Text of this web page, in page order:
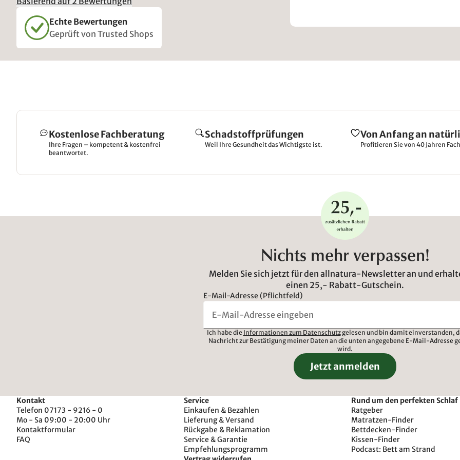
Echte Bewertungen
Geprüft von Trusted Shops
Kostenlose Fachberatung
Ihre Fragen – kompetent & kostenfrei
beantwortet.
Schadstoffprüfungen
Weil Ihre Gesundheit das Wichtigste ist.
Von Anfang an
Profitieren Sie von 40 Jahren
Nichts mehr verpassen!
Melden Sie sich jetzt für den allnatura-Newsletter an und
einen 25,- Rabatt-Gutschein.
E-Mail-Adresse (Pflichtfeld)
Ich habe die Informationen zum Datenschutzgelesen und bin damit einverstanden,
Nachricht zur Bestätigung meiner Daten an die unten angegebene E-Mail-Adresse
wird.
Jetzt anmelden
Kontakt
Telefon 07173 - 9216 - 0
Mo - Sa 09:00 - 20:00 Uhr
Kontaktformular
FAQ
Service
Einkaufen & Bezahlen
Lieferung & Versand
Rückgabe & Reklamation
Service & Garantie
Empfehlungsprogramm
Rund um den perfekten Schlaf
Ratgeber
Matratzen-Finder
Bettdecken-Finder
Kissen-Finder
Podcast: Bett am Strand